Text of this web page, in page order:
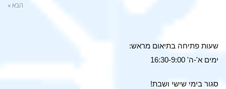
הבא »
שעות פתיחה בתיאום מראש:
ימים א'-ה' 16:30-9:00
סגור בימי שישי ושבת!